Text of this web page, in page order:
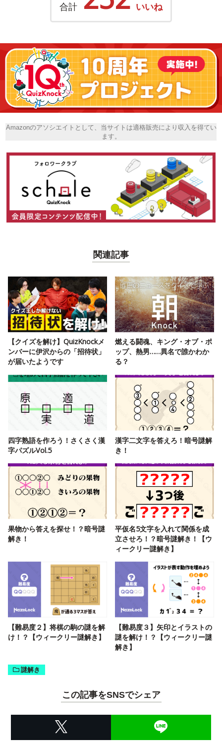
合計 いいね
Amazonのアソシエイトとして、当サイトは適格販売により収入を得てい
ます。
関連記事
【クイズを解け】QuizKnockメ
ンバーに伊沢からの「招待状」
が届いたようです
燃える闘魂、キング・オブ・ポ
ップ、熱男……異名で誰かわか
る？
四字熟語を作ろう！さくさく漢
字パズルVol.5
漢字二文字を答えろ！暗号謎解
き！
果物から答えを探せ！？暗号謎
解き！
平仮名5文字を入れて関係を成
立させろ！？暗号謎解き！【ウ
ィークリー謎解き】
【難易度２】将棋の駒の謎を解
け！？【ウィークリー謎解き】
【難易度３】矢印とイラストの
謎を解け！？【ウィークリー謎
解き】
謎解き
この記事をSNSでシェア